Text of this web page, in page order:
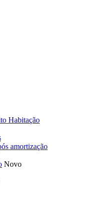
Habitação
amortização
Novo